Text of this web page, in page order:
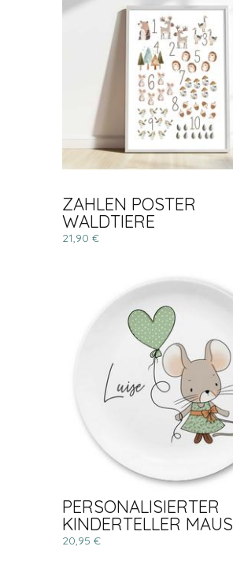
ZAHLEN POSTER
WALDTIERE
21,90 €
PERSONALISIERTER
KINDERTELLER MAUS
20,95 €